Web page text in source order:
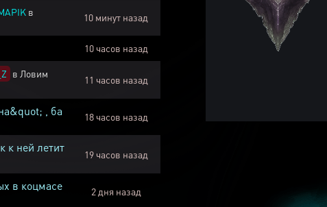
в
10 минут назад
10 часов назад
в Ловим
11 часов назад
, ба 18 часов назад
к ней летит
19 часов назад
в коцмасе 2 дня назад